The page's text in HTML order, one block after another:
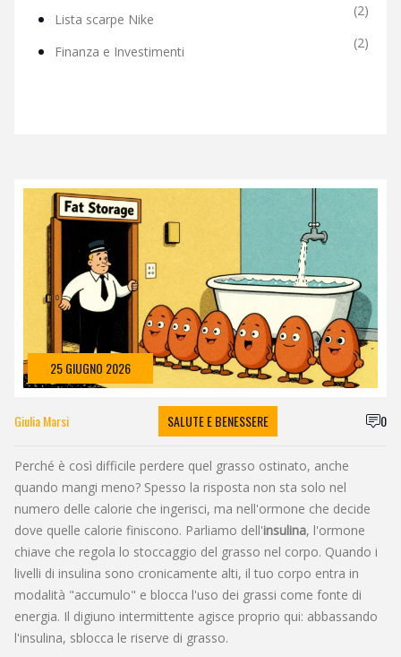
Lista scarpe Nike
(2)
Finanza e Investimenti
(2)
25 GIUGNO 2026
Giulia Marsi SALUTE E BENESSERE 0
Perché è così difficile perdere quel grasso ostinato, anche
quando mangi meno? Spesso la risposta non sta solo nel
numero delle calorie che ingerisci, ma nell'ormone che decide
dove quelle calorie finiscono. Parliamo dell'insulina, l'ormone
chiave che regola lo stoccaggio del grasso nel corpo. Quando i
livelli di insulina sono cronicamente alti, il tuo corpo entra in
modalità "accumulo" e blocca l'uso dei grassi come fonte di
energia. Il digiuno intermittente agisce proprio qui: abbassando
l'insulina, sblocca le riserve di grasso.